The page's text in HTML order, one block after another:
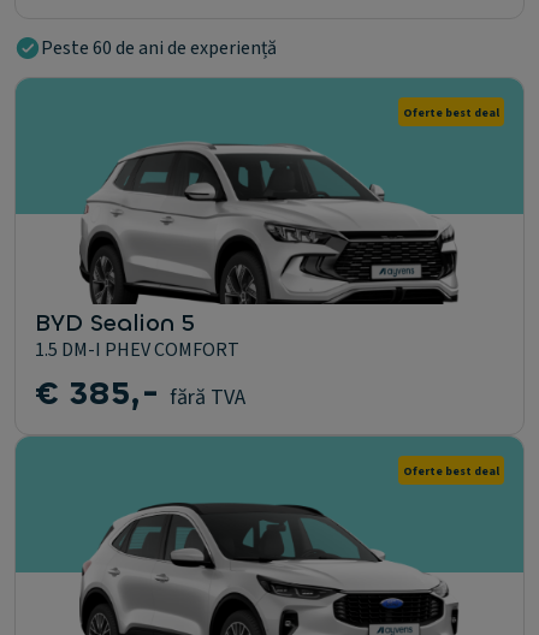
Peste 60 de ani de experiență
Oferte best deal
BYD Sealion 5
1.5 DM-I PHEV COMFORT
€ 385,- fără TVA
Oferte best deal